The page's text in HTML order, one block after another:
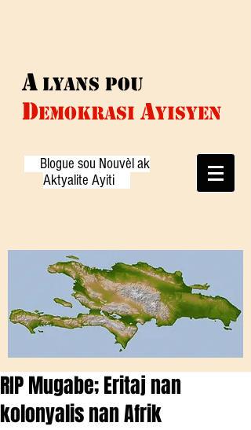
A Lyans pou
DEMOKRASI Ayisyen
Blogue sou Nouvèl ak
Aktyalite Ayiti
RIP Mugabe; Eritaj nan
kolonyalis nan Afrik